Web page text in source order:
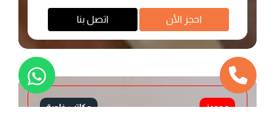
احجز اﻷن اتصل بنا
مكاتب خاصة محجوز